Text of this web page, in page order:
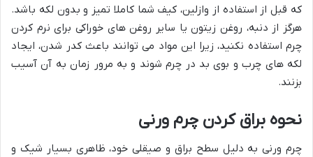
که قبل از استفاده از وازلین، کیف شما کاملا تمیز و بدون لکه باشد.
هرگز از دنبه، روغن زیتون یا سایر روغن های خوراکی برای نرم کردن
چرم استفاده نکنید، زیرا این مواد می توانند باعث کدر شدن، ایجاد
لکه های چرب و بوی بد در چرم شوند و به مرور زمان به آن آسیب
بزنند.
نحوه براق کردن چرم ورنی
چرم ورنی به دلیل سطح براق و صیقلی خود، ظاهری بسیار شیک و